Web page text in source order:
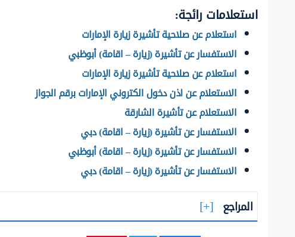
استعلامات رائجة:
استعلام عن صلاحية تأشيرة زيارة الإمارات
الاستفسار عن تأشيرة (زيارة – اقامة) أبوظبي
استعلام عن صلاحية تأشيرة زيارة الإمارات
الاستعلام عن اذن دخول الكتروني الإمارات برقم الجواز
الاستعلام عن تأشيرة الشارقة
الاستفسار عن تأشيرة (زيارة – اقامة) دبي
الاستفسار عن تأشيرة (زيارة – اقامة) أبوظبي
الاستفسار عن تأشيرة (زيارة – اقامة) دبي
المراجع